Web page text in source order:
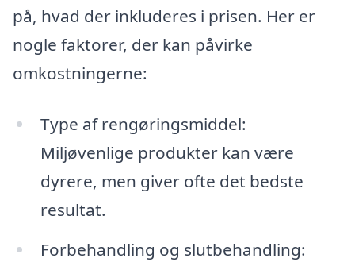
på, hvad der inkluderes i prisen. Her er
nogle faktorer, der kan påvirke
omkostningerne:
Type af rengøringsmiddel:
Miljøvenlige produkter kan være
dyrere, men giver ofte det bedste
resultat.
Forbehandling og slutbehandling: